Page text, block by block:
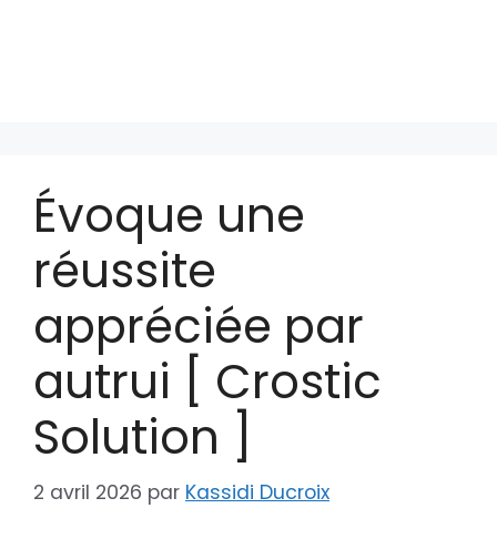
Évoque une
réussite
appréciée par
autrui [ Crostic
Solution ]
2 avril 2026 par Kassidi Ducroix